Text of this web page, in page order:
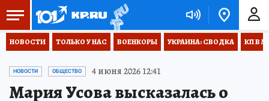
НОВОСТИ ТОЛЬКО У НАС ВОЕНКОРЫ УКРАИНА: СВОДКА КП В
НОВОСТИ ОБЩЕСТВО 4 июня 2026 12:41
Мария Усова высказалась о